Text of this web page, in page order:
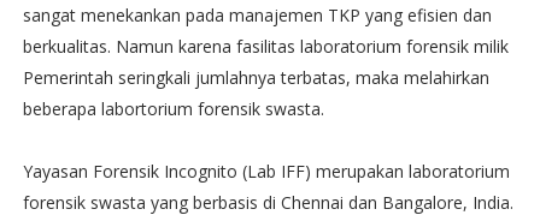
sangat menekankan pada manajemen TKP yang efisien dan
berkualitas. Namun karena fasilitas laboratorium forensik milik
Pemerintah seringkali jumlahnya terbatas, maka melahirkan
beberapa labortorium forensik swasta.
Yayasan Forensik Incognito (Lab IFF) merupakan laboratorium
forensik swasta yang berbasis di Chennai dan Bangalore, India.